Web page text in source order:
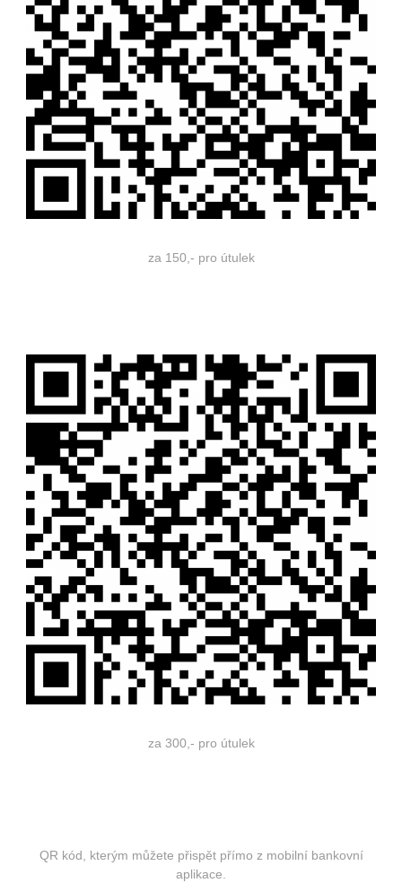
za 150,- pro útulek
za 300,- pro útulek
QR kód, kterým můžete přispět přímo z mobilní bankovní
aplikace.